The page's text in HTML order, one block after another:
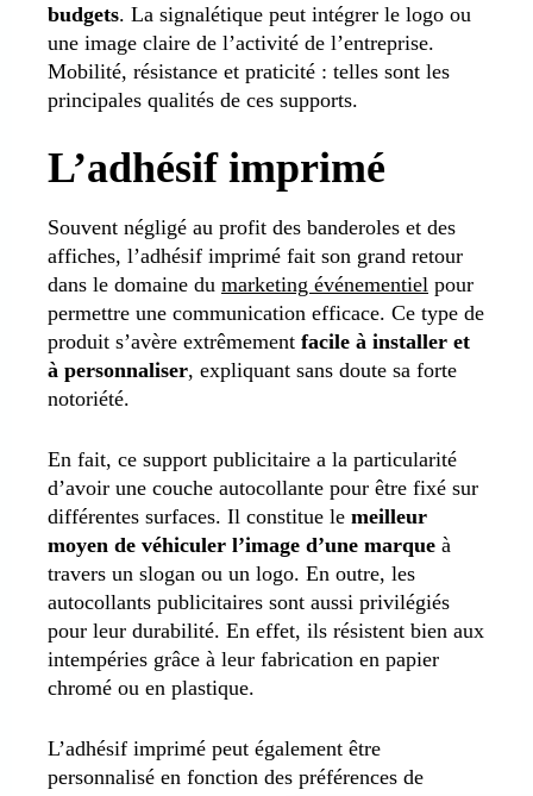
budgets. La signalétique peut intégrer le logo ou
une image claire de l’activité de l’entreprise.
Mobilité, résistance et praticité : telles sont les
principales qualités de ces supports.
L’adhésif imprimé
Souvent négligé au profit des banderoles et des
affiches, l’adhésif imprimé fait son grand retour
dans le domaine du marketing événementiel pour
permettre une communication efficace. Ce type de
produit s’avère extrêmement facile à installer et
à personnaliser, expliquant sans doute sa forte
notoriété.
En fait, ce support publicitaire a la particularité
d’avoir une couche autocollante pour être fixé sur
différentes surfaces. Il constitue le meilleur
moyen de véhiculer l’image d’une marque à
travers un slogan ou un logo. En outre, les
autocollants publicitaires sont aussi privilégiés
pour leur durabilité. En effet, ils résistent bien aux
intempéries grâce à leur fabrication en papier
chromé ou en plastique.
L’adhésif imprimé peut également être
personnalisé en fonction des préférences de